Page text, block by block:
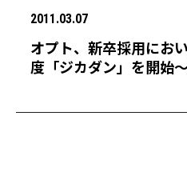
2011.03.07
オプト、新卒採用にお
度「ジカダン」を開始